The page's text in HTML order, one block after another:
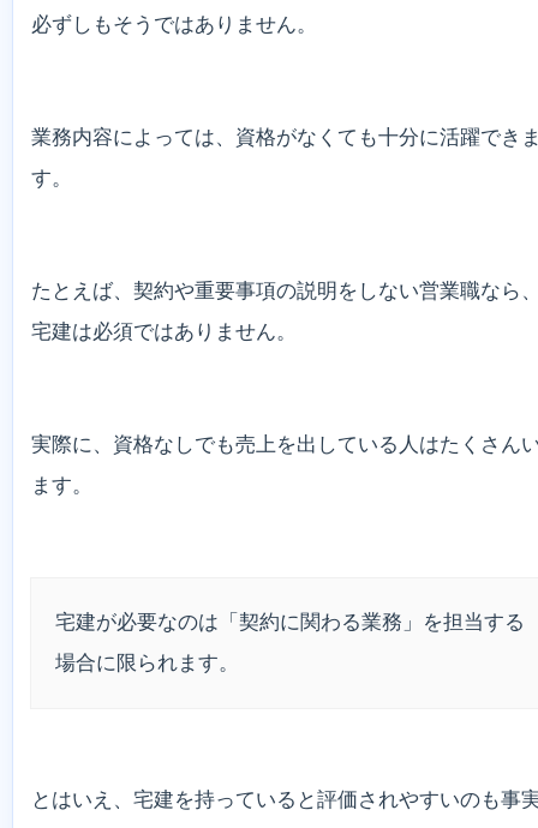
必ずしもそうではありません。
業務内容によっては、資格がなくても十分に活躍でき
す。
たとえば、契約や重要事項の説明をしない営業職なら
宅建は必須ではありません。
実際に、資格なしでも売上を出している人はたくさん
ます。
宅建が必要なのは「契約に関わる業務」を担当する
場合に限られます。
とはいえ、宅建を持っていると評価されやすいのも事